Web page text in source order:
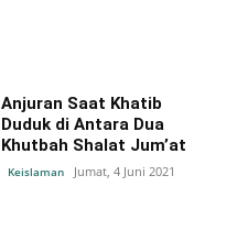
Anjuran Saat Khatib
Duduk di Antara Dua
Khutbah Shalat Jum’at
Keislaman Jumat, 4 Juni 2021